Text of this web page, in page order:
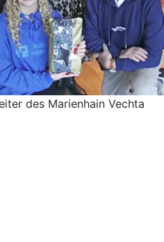
des Marienhain Vechta